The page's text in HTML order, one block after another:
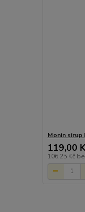
Monin sirup
119,00
106,25 Kč